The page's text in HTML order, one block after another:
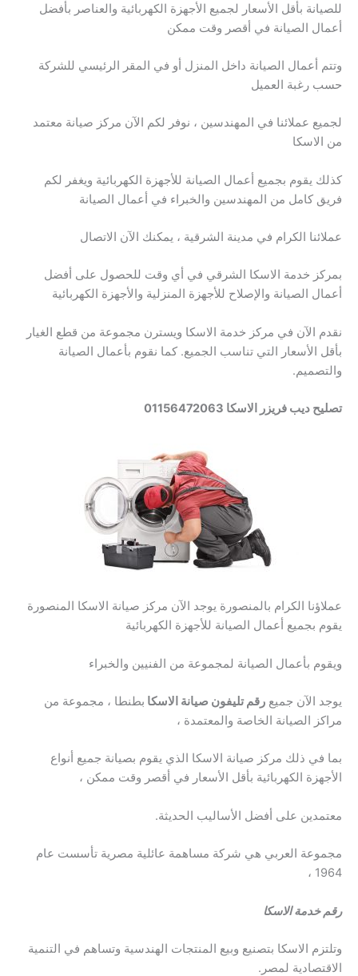
للصيانة بأقل الأسعار لجميع الأجهزة الكهربائية والعناصر بأفضل
أعمال الصيانة في أقصر وقت ممكن
وتتم أعمال الصيانة داخل المنزل أو في المقر الرئيسي للشركة
حسب رغبة العميل
لجميع عملائنا في المهندسين ، نوفر لكم الآن مركز صيانة معتمد
من الاسكا
كذلك يقوم بجميع أعمال الصيانة للأجهزة الكهربائية ويغفر لكم
فريق كامل من المهندسين والخبراء في أعمال الصيانة
عملائنا الكرام في مدينة الشرقية ، يمكنك الآن الاتصال
بمركز خدمة الاسكا الشرقي في أي وقت للحصول على أفضل
أعمال الصيانة والإصلاح للأجهزة المنزلية والأجهزة الكهربائية
نقدم الآن في مركز خدمة الاسكا ويسترن مجموعة من قطع الغيار
بأقل الأسعار التي تناسب الجميع. كما نقوم بأعمال الصيانة
والتصميم.
تصليح ديب فريزر الاسكا 01156472063
عملاؤنا الكرام بالمنصورة يوجد الآن مركز صيانة الاسكا المنصورة
يقوم بجميع أعمال الصيانة للأجهزة الكهربائية
ويقوم بأعمال الصيانة لمجموعة من الفنيين والخبراء
يوجد الآن جميع رقم تليفون صيانة الاسكا بطنطا ، مجموعة من
مراكز الصيانة الخاصة والمعتمدة ،
بما في ذلك مركز صيانة الاسكا الذي يقوم بصيانة جميع أنواع
الأجهزة الكهربائية بأقل الأسعار في أقصر وقت ممكن ،
معتمدين على أفضل الأساليب الحديثة.
مجموعة العربي هي شركة مساهمة عائلية مصرية تأسست عام
1964 ،
رقم خدمة الاسكا
وتلتزم الاسكا بتصنيع وبيع المنتجات الهندسية وتساهم في التنمية
الاقتصادية لمصر.